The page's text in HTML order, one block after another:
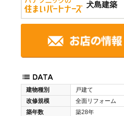
犬島建築
建物種別
戸建て
改修規模
全面リフォーム
築年数
築28年